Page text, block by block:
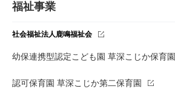
福祉事業
社会福祉法人鹿鳴福祉会
幼保連携型認定こども園 草深こじか保育園
認可保育園 草深こじか第二保育園